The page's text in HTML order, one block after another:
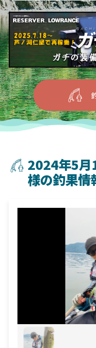
2024年5月
様の釣果情